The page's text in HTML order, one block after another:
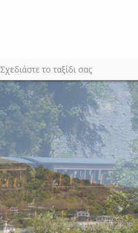
Σχεδιάστε το ταξίδι σας